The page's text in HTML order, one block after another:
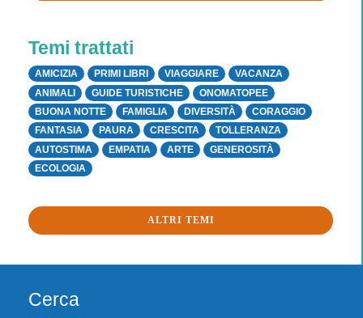
Temi trattati
AMICIZIA PRIMI LIBRI VIAGGIARE
VACANZA
ANIMALI
GUIDE TURISTICHE
ONOMATOPEE
BUONA NOTTE
FAMIGLIA DIVERSITÀ
CORAGGIO
FANTASIA
PAURA CRESCITA
TOLLERANZA
AUTOSTIMA
EMPATIA ARTE
GENEROSITÀ
ECOLOGIA
ALTRI TEMI
Cerca